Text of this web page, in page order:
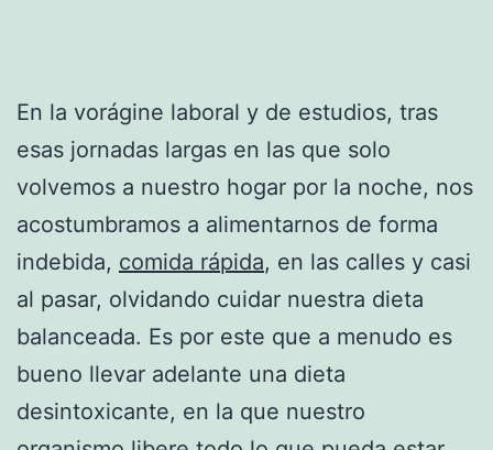
En la vorágine laboral y de estudios, tras
esas jornadas largas en las que solo
volvemos a nuestro hogar por la noche, nos
acostumbramos a alimentarnos de forma
indebida, comida rápida, en las calles y casi
al pasar, olvidando cuidar nuestra dieta
balanceada. Es por este que a menudo es
bueno llevar adelante una dieta
desintoxicante, en la que nuestro